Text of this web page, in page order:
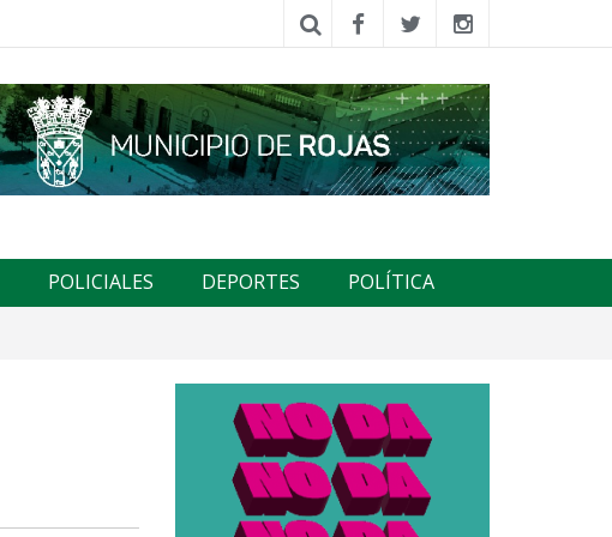
POLICIALES DEPORTES POLÍTICA